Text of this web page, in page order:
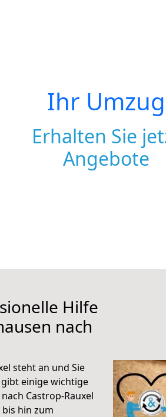
Ihr Umzug
Erhalten Sie
Angebote
Hilfe
nach
steht an und Sie
gibt einige wichtige
Castrop-Rauxel
hin zum